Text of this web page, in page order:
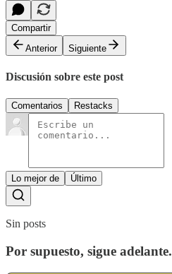
Compartir
Anterior
Siguiente
Discusión sobre este post
Comentarios Restacks
Lo mejor de Último
Sin posts
Por supuesto, sigue adelante.